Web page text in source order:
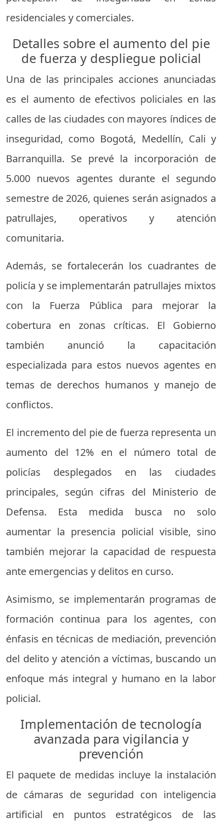
residenciales y comerciales.
Detalles sobre el aumento del pie
de fuerza y despliegue policial
Una de las principales acciones anunciadas
es el aumento de efectivos policiales en las
calles de las ciudades con mayores índices de
inseguridad, como Bogotá, Medellín, Cali y
Barranquilla. Se prevé la incorporación de
5.000 nuevos agentes durante el segundo
semestre de 2026, quienes serán asignados a
patrullajes, operativos y atención
comunitaria.
Además, se fortalecerán los cuadrantes de
policía y se implementarán patrullajes mixtos
con la Fuerza Pública para mejorar la
cobertura en zonas críticas. El Gobierno
también anunció la capacitación
especializada para estos nuevos agentes en
temas de derechos humanos y manejo de
conflictos.
El incremento del pie de fuerza representa un
aumento del 12% en el número total de
policías desplegados en las ciudades
principales, según cifras del Ministerio de
Defensa. Esta medida busca no solo
aumentar la presencia policial visible, sino
también mejorar la capacidad de respuesta
ante emergencias y delitos en curso.
Asimismo, se implementarán programas de
formación continua para los agentes, con
énfasis en técnicas de mediación, prevención
del delito y atención a víctimas, buscando un
enfoque más integral y humano en la labor
policial.
Implementación de tecnología
avanzada para vigilancia y
prevención
El paquete de medidas incluye la instalación
de cámaras de seguridad con inteligencia
artificial en puntos estratégicos de las